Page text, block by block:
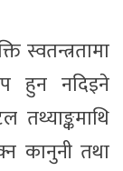
स्वतन्त्रतामा
हुन नदिइने
तथ्याङ्कमाथि
कानुनी तथा